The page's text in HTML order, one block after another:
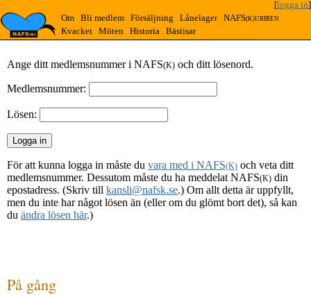
[logga in]
Om
Bli medlem Försäljning Lånelager NAFS(K)URIREN
Kvacket Möten Historia Bästisar
Ange ditt medlemsnummer i NAFS(K) och ditt lösenord.
Medlemsnummer:
Lösen:
För att kunna logga in måste du vara med i NAFS(K) och veta ditt
medlemsnummer. Dessutom måste du ha meddelat NAFS(K) din
epostadress. (Skriv till kansli@nafsk.se.) Om allt detta är uppfyllt,
men du inte har något lösen än (eller om du glömt bort det), så kan
du ändra lösen här.)
På gång